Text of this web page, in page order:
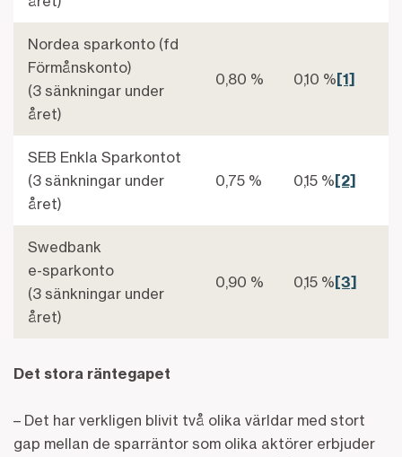
Nordea sparkonto (fd
Förmånskonto)
(3 sänkningar under
året)
0,80 % 0,10 % [1]
SEB Enkla Sparkontot
(3 sänkningar under
året)
0,75 % 0,15 % [2]
Swedbank
e-sparkonto
(3 sänkningar under
året)
0,90 % 0,15 % [3]
Det stora räntegapet
– Det har verkligen blivit två olika världar med stort
gap mellan de sparräntor som olika aktörer erbjuder